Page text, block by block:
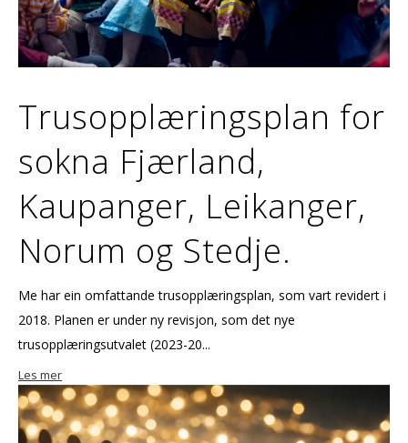
Trusopplæringsplan for
sokna Fjærland,
Kaupanger, Leikanger,
Norum og Stedje.
Me har ein omfattande trusopplæringsplan, som vart revidert i
2018. Planen er under ny revisjon, som det nye
trusopplæringsutvalet (2023-20...
Les mer